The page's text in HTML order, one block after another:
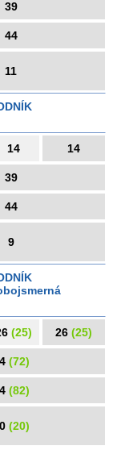
39
44
11
14 14
39
44
9
(25) 26 (25)
(72)
(82)
(20)